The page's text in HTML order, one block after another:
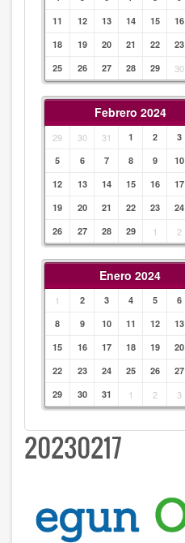
11
12 13 14 15 16
18
19 20 21 22 23
25
26 27 28 29 30
Febrero 2024
29 30 31 1 2 3
5
6 7 8 9 10
12
13 14 15 16 17
19
20 21 22 23 24
26
27 28 29 1 2
Enero 2024
1 2 3 4 5 6
8
9 10 11 12 13
15
16 17 18 19 20
22
23 24 25 26 27
29
30 31 1 2 3
20230217